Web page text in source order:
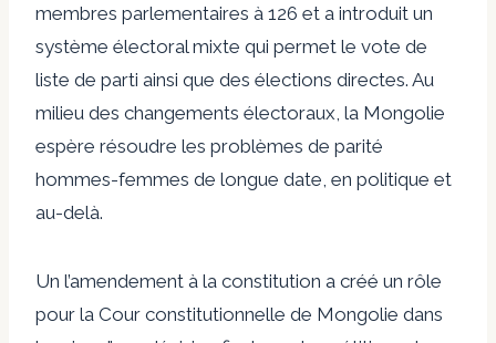
membres parlementaires à 126 et a introduit un
système électoral mixte qui permet le vote de
liste de parti ainsi que des élections directes. Au
milieu des changements électoraux, la Mongolie
espère résoudre les problèmes de parité
hommes-femmes de longue date, en politique et
au-delà.
Un l’amendement à la constitution a créé un rôle
pour la Cour constitutionnelle de Mongolie dans